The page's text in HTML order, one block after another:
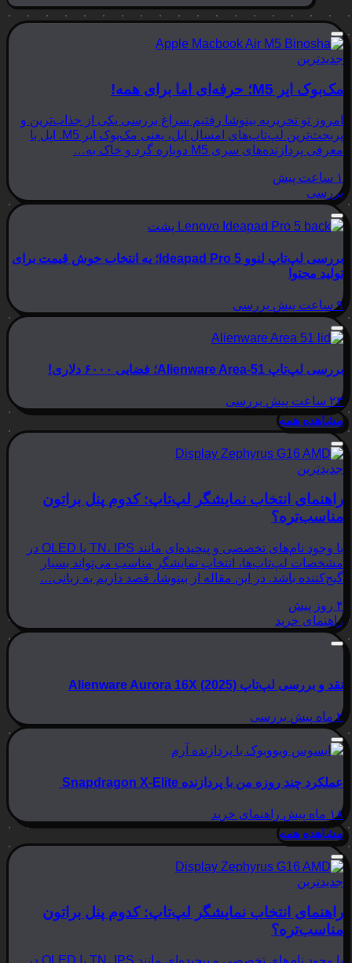
جدیدترین
مک‌بوک ایر M5؛ حرفه‌ای اما برای همه!
امروز تو تحریریه بینوشا رفتیم سراغ بررسی یکی از جذاب‌ترین و
پربحث‌ترین لپ‌تاپ‌های امسال اپل، یعنی مک‌بوک ایر M5. اپل با
معرفی پردازنده‌های سری M5 دوباره گرد و خاک به…
۱ ساعت پیش
بررسی
بررسی لپ‌تاپ لنوو Ideapad Pro 5؛ یه انتخاب خوش قیمت برای
تولید محتوا
۹ ساعت پیش بررسی
بررسی لپ‌تاپ Alienware Area-51؛ فضایی ۶۰۰۰ دلاری!
۲۳ ساعت پیش
بررسی
مشاهده همه
جدیدترین
راهنمای انتخاب نمایشگر لپ‌تاپ: کدوم پنل براتون
مناسب‌تره؟
با وجود نام‌های تخصصی و پیچیده‌ای مانند TN، IPS یا OLED در
مشخصات لپ‌تاپ‌ها، انتخاب نمایشگر مناسب می‌تواند بسیار
گیج‌کننده باشد. در این مقاله از بینوشا، قصد داریم به زبانی…
۴ روز پیش
راهنمای خرید
نقد و بررسی لپ‌تاپ Alienware Aurora 16X (2025)
۲ ماه پیش بررسی
عملکرد چند روزه من با پردازنده Snapdragon X-Elite
۱۸ ماه پیش
راهنمای خرید
مشاهده همه
جدیدترین
راهنمای انتخاب نمایشگر لپ‌تاپ: کدوم پنل براتون
مناسب‌تره؟